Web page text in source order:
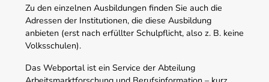
Zu den einzelnen Ausbildungen finden Sie auch die
Adressen der Institutionen, die diese Ausbildung
anbieten (erst nach erfüllter Schulpflicht, also z. B. keine
Volksschulen).
Das Webportal ist ein Service der Abteilung